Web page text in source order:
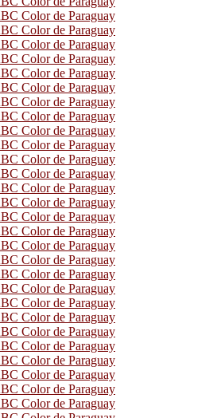
Color de Paraguay
Color de Paraguay
Color de Paraguay
Color de Paraguay
Color de Paraguay
Color de Paraguay
Color de Paraguay
Color de Paraguay
Color de Paraguay
Color de Paraguay
Color de Paraguay
Color de Paraguay
Color de Paraguay
Color de Paraguay
Color de Paraguay
Color de Paraguay
Color de Paraguay
Color de Paraguay
Color de Paraguay
Color de Paraguay
Color de Paraguay
Color de Paraguay
Color de Paraguay
Color de Paraguay
Color de Paraguay
Color de Paraguay
Color de Paraguay
Color de Paraguay